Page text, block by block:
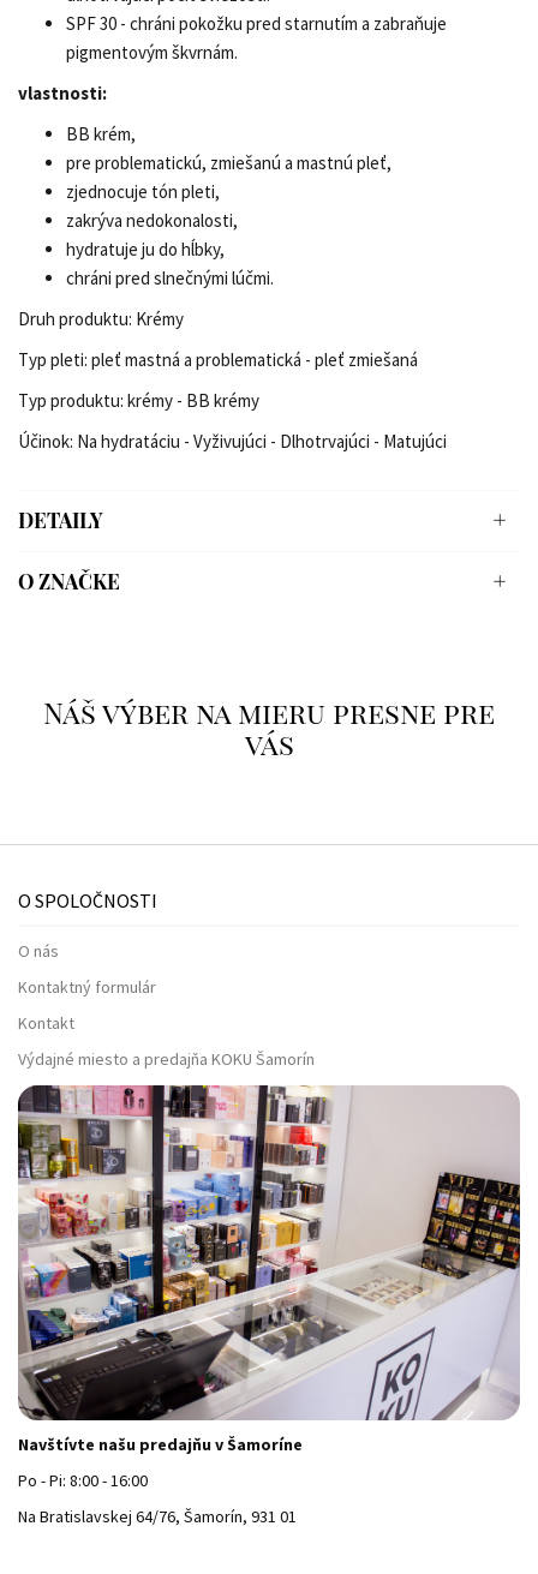
SPF 30 - chráni pokožku pred starnutím a zabraňuje
pigmentovým škvrnám.
vlastnosti:
BB krém,
pre problematickú, zmiešanú a mastnú pleť,
zjednocuje tón pleti,
zakrýva nedokonalosti,
hydratuje ju do hĺbky,
chráni pred slnečnými lúčmi.
Druh produktu: Krémy
Typ pleti: pleť mastná a problematická - pleť zmiešaná
Typ produktu: krémy - BB krémy
Účinok: Na hydratáciu - Vyživujúci - Dlhotrvajúci - Matujúci
DETAILY
O ZNAČKE
Náš výber na mieru presne pre
vás
O SPOLOČNOSTI
O nás
Kontaktný formulár
Kontakt
Výdajné miesto a predajňa KOKU Šamorín
Navštívte našu predajňu v Šamoríne
Po - Pi: 8:00 - 16:00
Na Bratislavskej 64/76, Šamorín, 931 01